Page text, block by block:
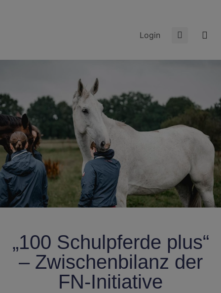
Login
„100 Schulpferde plus“
– Zwischenbilanz der
FN-Initiative